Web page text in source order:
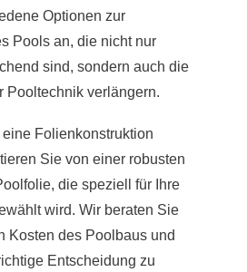
Optionen zur
Pools an, die nicht nur
sind, sondern auch die
Pooltechnik verlängern.
Folienkonstruktion
Sie von einer robusten
die speziell für Ihre
wird. Wir beraten Sie
Kosten des Poolbaus und
Entscheidung zu